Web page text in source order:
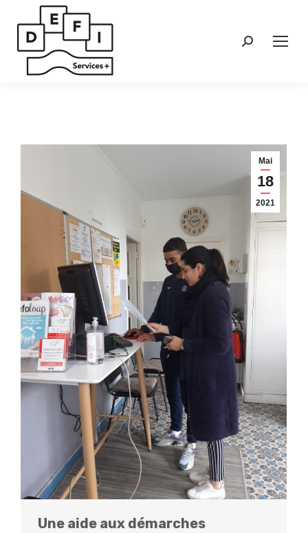
Search:
Mai
18
2021
Une aide aux démarches